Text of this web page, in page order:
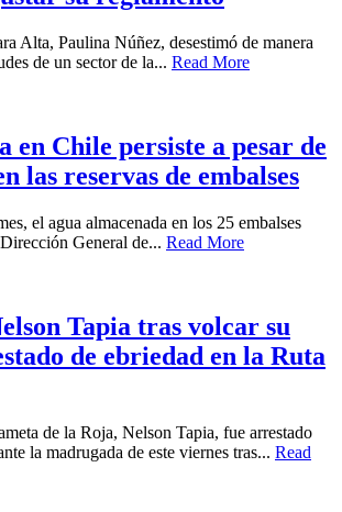
Alta, Paulina Núñez, desestimó de manera
de un sector de la... Read More
en Chile persiste a pesar de
las reservas de embalses
el agua almacenada en los 25 embalses
General de... Read More
Tapia tras volcar su
de ebriedad en la Ruta
de la Roja, Nelson Tapia, fue arrestado
la madrugada de este viernes tras... Read